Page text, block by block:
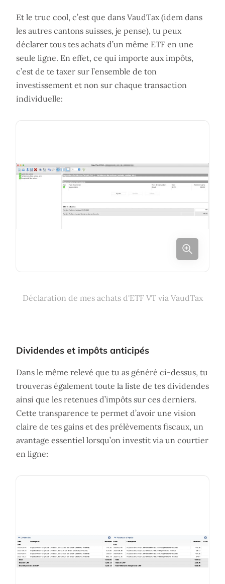
Et le truc cool, c’est que dans VaudTax (idem dans
les autres cantons suisses, je pense), tu peux
déclarer tous tes achats d’un même ETF en une
seule ligne. En effet, ce qui importe aux impôts,
c’est de te taxer sur l’ensemble de ton
investissement et non sur chaque transaction
individuelle:
Déclaration de mes achats d'ETF VT via VaudTax
Dividendes et impôts anticipés
Dans le même relevé que tu as généré ci-dessus, tu
trouveras également toute la liste de tes dividendes
ainsi que les retenues d’impôts sur ces derniers.
Cette transparence te permet d’avoir une vision
claire de tes gains et des prélèvements fiscaux, un
avantage essentiel lorsqu’on investit via un courtier
en ligne: